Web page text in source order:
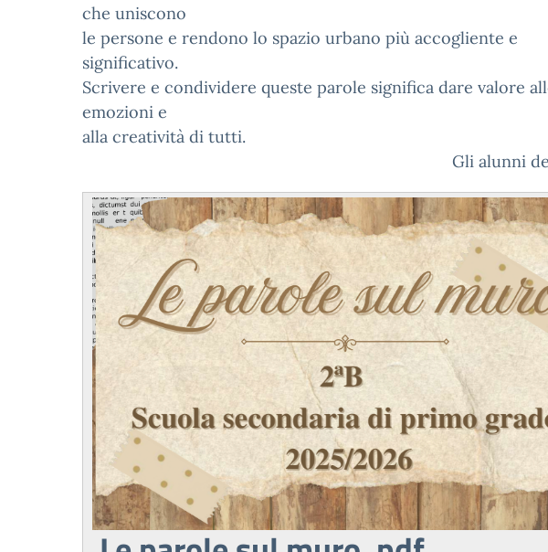
che uniscono
le persone e rendono lo spazio urbano più accogliente e
significativo.
Scrivere e condividere queste parole significa dare valore
emozioni e
alla creatività di tutti.
Gli alunni della